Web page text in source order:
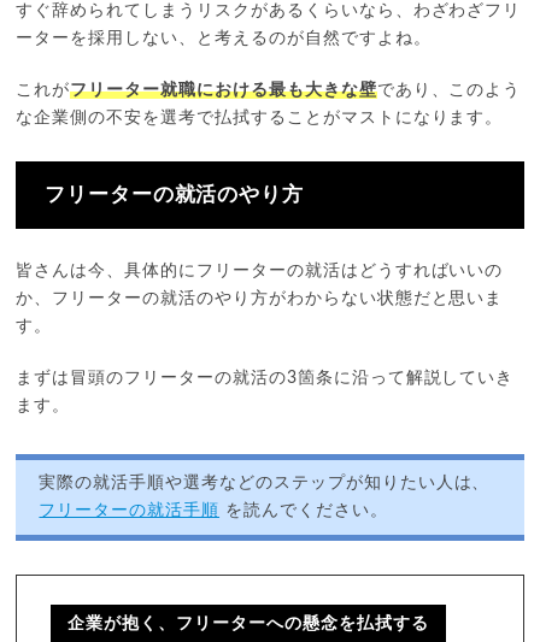
すぐ辞められてしまうリスクがあるくらいなら、わざわざフリ
ーターを採用しない、と考えるのが自然ですよね。
これがフリーター就職における最も大きな壁であり、このよう
な企業側の不安を選考で払拭することがマストになります。
フリーターの就活のやり方
皆さんは今、具体的にフリーターの就活はどうすればいいの
か、フリーターの就活のやり方がわからない状態だと思いま
す。
まずは冒頭のフリーターの就活の3箇条に沿って解説していき
ます。
実際の就活手順や選考などのステップが知りたい人は、
フリーターの就活手順 を読んでください。
企業が抱く、フリーターへの懸念を払拭する